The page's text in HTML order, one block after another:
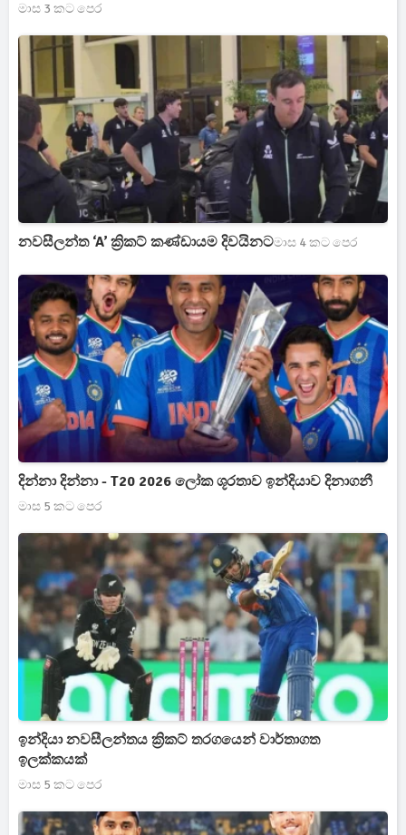
මාස 3 කට පෙර
නවසීලන්ත ‘A’ ක්‍රිකට් කණ්ඩායම දිවයිනටමාස 4 කට පෙර
දින්නා දින්නා - T20 2026 ලෝක ශූරතාව ඉන්දියාව දිනාගනී
මාස 5 කට පෙර
ඉන්දියා නවසීලන්තය ක්‍රිකට් තරගයෙන් වාර්තාගත
ඉලක්කයක්
මාස 5 කට පෙර